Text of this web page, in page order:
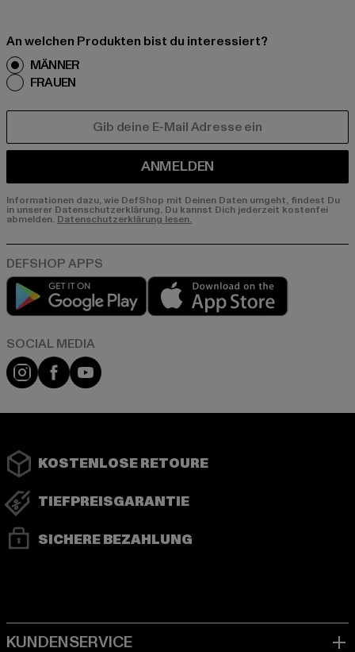
An welchen Produkten bist du interessiert?
MÄNNER
FRAUEN
ANMELDEN
Informationen dazu, wie DefShop mit Deinen Daten umgeht, findest Du
in unserer Datenschutzerklärung. Du kannst Dich jederzeit kostenfei
abmelden. Datenschutzerklärung lesen.
Play market
Instagram
FacebookYouTube
KOSTENLOSE RETOURE
TIEFPREISGARANTIE
SICHERE BEZAHLUNG